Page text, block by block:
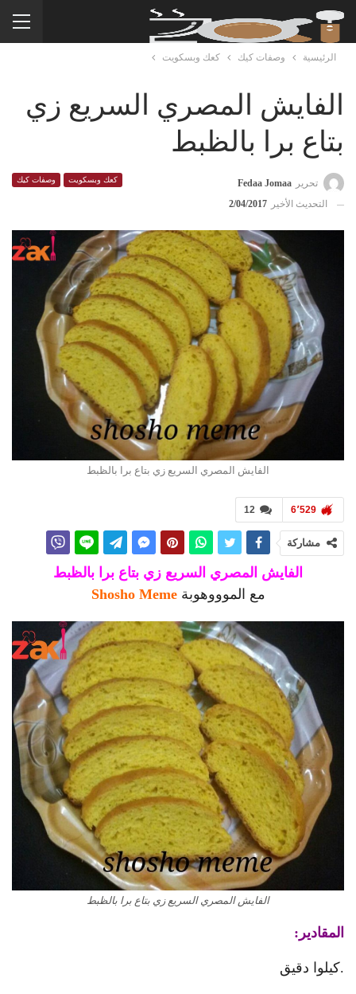
الرئيسية وصفات كيك كعك وبسكويت
الفايش المصري السريع زي
بتاع برا بالظبط
كعك وبسكويت وصفات كيك تحرير
Fedaa Jomaa
التحديث الأخير
2/04/2017
الفايش المصري السريع زي بتاع برا بالظبط
12 6٬529
مشاركة
الفايش المصري السريع زي بتاع برا بالظبط
مع الموووهوبةShosho Meme
الفايش المصري السريع زي بتاع برا بالظبط
المقادير:
.كيلوا دقيق